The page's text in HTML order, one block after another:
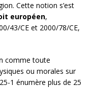
Cette notion s’est
européen,
43/CE et 2000/78/CE,
comme toute
ou morales sur
1 énumère plus de 25